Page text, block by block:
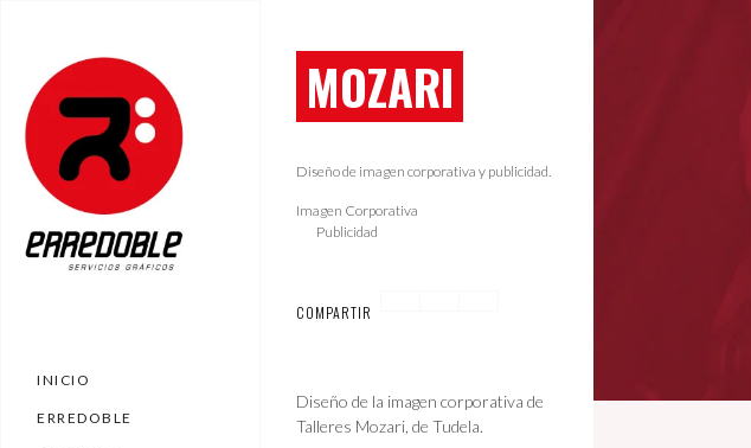
INICIO
ERREDOBLE
MOZARI
Diseño de imagen corporativa y publicidad.
Imagen Corporativa
Publicidad
COMPARTIR
Diseño de la imagen corporativa de
Talleres Mozari, de Tudela.